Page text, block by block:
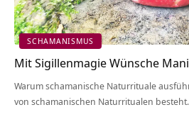
SCHAMANISMUS
Mit Sigillenmagie Wünsche
Warum schamanische Naturrituale
von schamanischen Naturritualen